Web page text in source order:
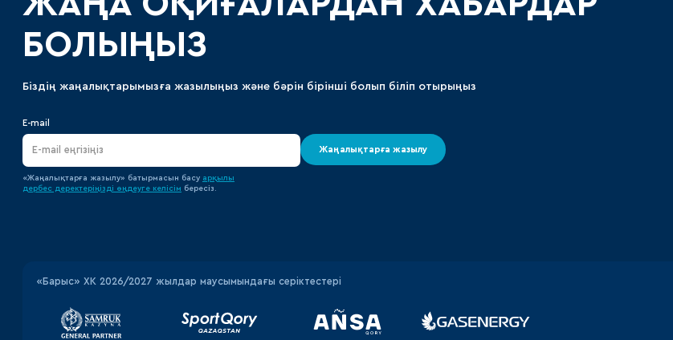
БОЛЫҢЫЗ
Біздің жаңалықтарымызға жазылыңыз және бәрін бірінші болып біліп отырыңыз
E-mail
Жаңалықтарға жазылу
«Жаңалықтарға жазылу» батырмасын басу арқылы
дербес деректеріңізді өңдеуге келісім бересіз.
«‎Барыс»‎ ХК 2026/2027 жылдар маусымындағы серіктестері